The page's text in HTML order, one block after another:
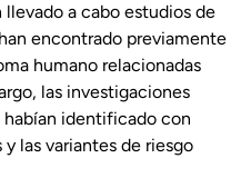
llevado a cabo estudios de
encontrado previamente
humano relacionadas
las investigaciones
identificado con
las variantes de riesgo